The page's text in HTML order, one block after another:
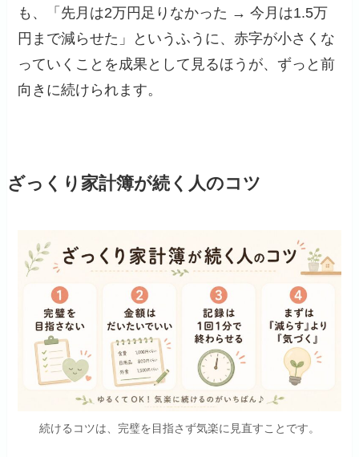
も、「先月は2万円足りなかった → 今月は1.5万
円まで減らせた」というふうに、赤字が小さくな
っていくことを成果として見るほうが、ずっと前
向きに続けられます。
ざっくり家計簿が続く人のコツ
続けるコツは、完璧を目指さず気楽に見直すことです。